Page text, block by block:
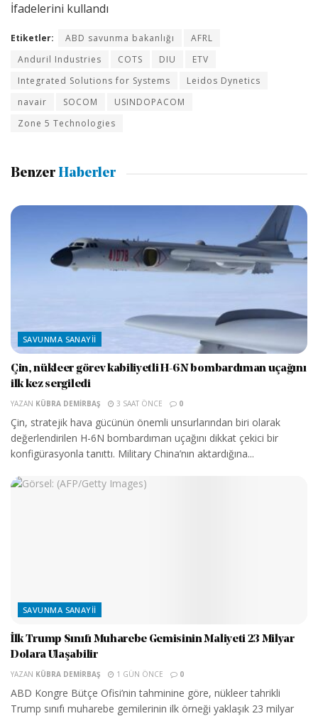
İfadelerini kullandı
Etiketler: ABD savunma bakanlığı
AFRL
Anduril Industries
COTS DIU
ETV
Integrated Solutions for Systems
Leidos Dynetics
navair
SOCOM
USINDOPACOM
Zone 5 Technologies
Benzer Haberler
SAVUNMA SANAYII
Çin, nükleer görev kabiliyetli H-6N bombardıman uçağını
ilk kez sergiledi
YAZAN KÜBRA DEMIRBAŞ 3 SAAT ÖNCE 0
Çin, stratejik hava gücünün önemli unsurlarından biri olarak
değerlendirilen H-6N bombardıman uçağını dikkat çekici bir
konfigürasyonla tanıttı. Military China’nın aktardığına...
SAVUNMA SANAYII
İlk Trump Sınıfı Muharebe Gemisinin Maliyeti 23 Milyar
Dolara Ulaşabilir
YAZAN KÜBRA DEMIRBAŞ 1 GÜN ÖNCE 0
ABD Kongre Bütçe Ofisi’nin tahminine göre, nükleer tahrikli
Trump sınıfı muharebe gemilerinin ilk örneği yaklaşık 23 milyar